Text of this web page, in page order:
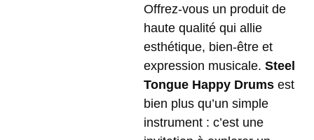
Offrez-vous un produit de
haute qualité qui allie
esthétique, bien-être et
expression musicale. Steel
Tongue Happy Drums est
bien plus qu’un simple
instrument : c’est une